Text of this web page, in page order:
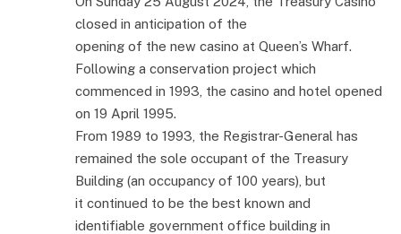
closed in anticipation of the
opening of the new casino at Queen’s Wharf.
Following a conservation project which
commenced in 1993, the casino and hotel opened
on 19 April 1995.
From 1989 to 1993, the Registrar-General has
remained the sole occupant of the Treasury
Building (an occupancy of 100 years), but
it continued to be the best known and
identifiable government office building in